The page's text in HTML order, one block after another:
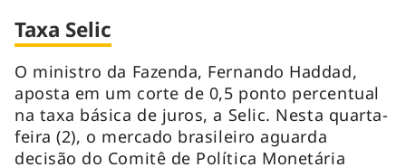
Taxa Selic
O ministro da Fazenda, Fernando Haddad,
aposta em um corte de 0,5 ponto percentual
na taxa básica de juros, a Selic. Nesta quarta-
feira (2), o mercado brasileiro aguarda
decisão do Comitê de Política Monetária